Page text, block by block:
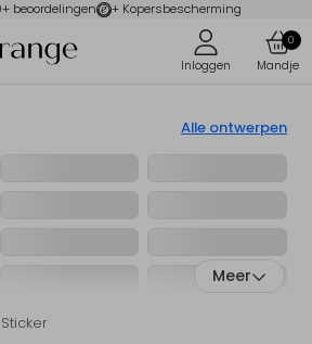
+ beoordelingen + Kopersbescherming
0
Alle ontwerpen
Meer
Sticker